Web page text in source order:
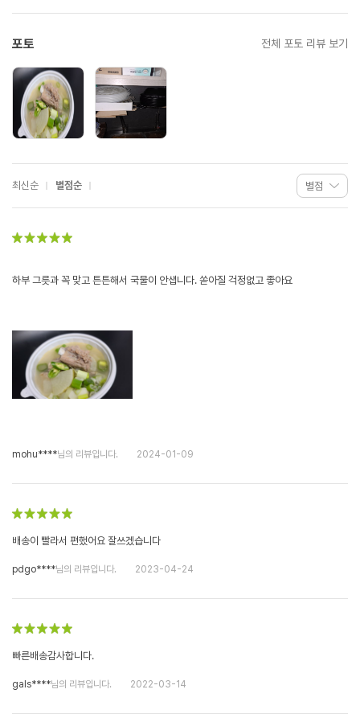
포토 전체 포토 리뷰 보기
최신순 별점순
하부 그릇과 꼭 맞고 튼튼해서 국물이 안샙니다. 쏟아질 걱정없고 좋아요
mohu****님의 리뷰입니다. 2024-01-09
배송이 빨라서 편했어요 잘쓰겠습니다
pdgo****님의 리뷰입니다. 2023-04-24
빠른배송감사합니다.
gals****님의 리뷰입니다. 2022-03-14